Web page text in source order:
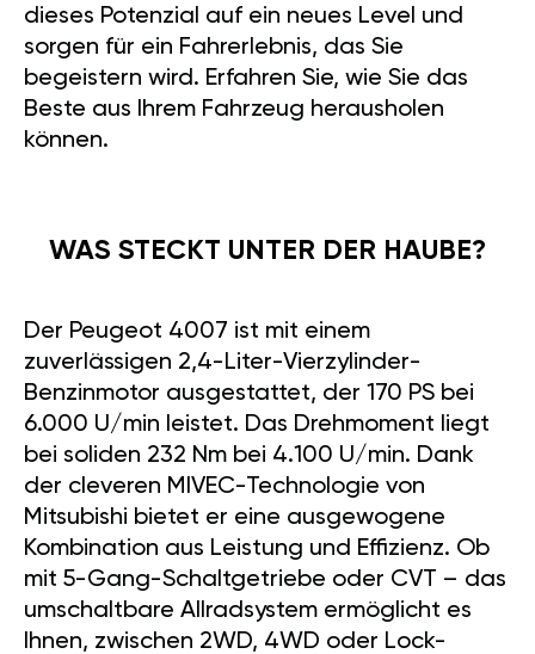
dieses Potenzial auf ein neues Level und
sorgen für ein Fahrerlebnis, das Sie
begeistern wird. Erfahren Sie, wie Sie das
Beste aus Ihrem Fahrzeug herausholen
können.
WAS STECKT UNTER DER HAUBE?
Der Peugeot 4007 ist mit einem
zuverlässigen 2,4-Liter-Vierzylinder-
Benzinmotor ausgestattet, der 170 PS bei
6.000 U/min leistet. Das Drehmoment liegt
bei soliden 232 Nm bei 4.100 U/min. Dank
der cleveren MIVEC-Technologie von
Mitsubishi bietet er eine ausgewogene
Kombination aus Leistung und Effizienz. Ob
mit 5-Gang-Schaltgetriebe oder CVT – das
umschaltbare Allradsystem ermöglicht es
Ihnen, zwischen 2WD, 4WD oder Lock-